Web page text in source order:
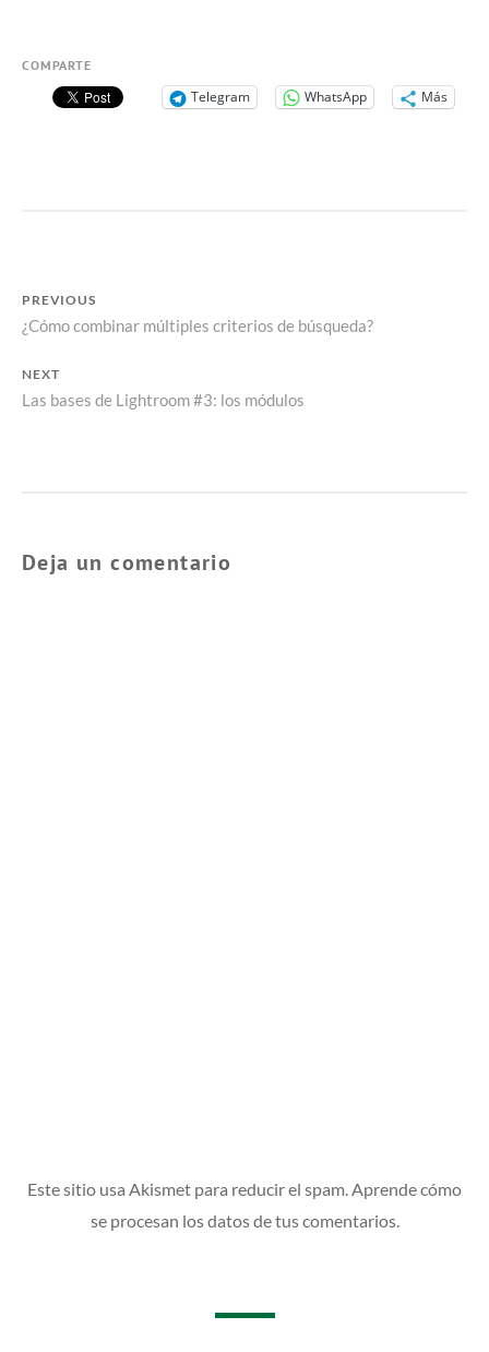
COMPARTE
Telegram WhatsApp Más
NAVEGACIÓN
DE
ENTRADAS
PREVIOUS
Previous
¿Cómo combinar múltiples criterios de búsqueda?
NEXT
Next
Las bases de Lightroom #3: los módulos
Deja un comentario
Este sitio usa Akismet para reducir el spam. Aprende cómo
se procesan los datos de tus comentarios.